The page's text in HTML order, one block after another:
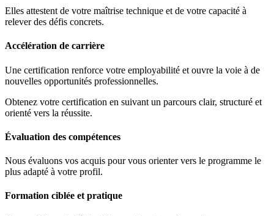
Elles attestent de votre maîtrise technique et de votre capacité à
relever des défis concrets.
Accélération de carrière
Une certification renforce votre employabilité et ouvre la voie à de
nouvelles opportunités professionnelles.
Obtenez votre certification en suivant un parcours clair, structuré et
orienté vers la réussite.
Évaluation des compétences
Nous évaluons vos acquis pour vous orienter vers le programme le
plus adapté à votre profil.
Formation ciblée et pratique